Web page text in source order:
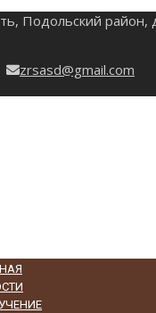
Подольский район,
zrsasd@gmail.com